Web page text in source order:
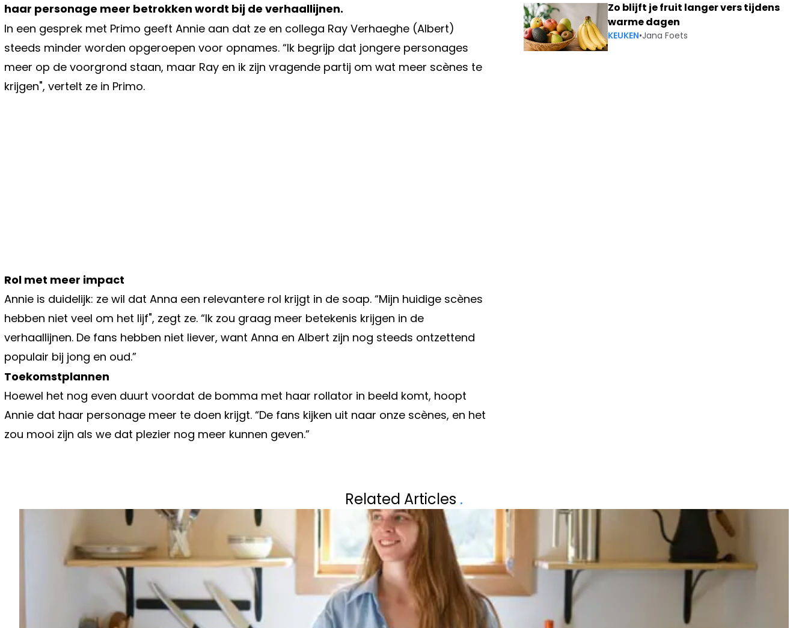
haar personage meer betrokken wordt bij de verhaallijnen.
In een gesprek met Primo geeft Annie aan dat ze en collega Ray Verhaeghe (Albert)
steeds minder worden opgeroepen voor opnames. “Ik begrijp dat jongere personages
meer op de voorgrond staan, maar Ray en ik zijn vragende partij om wat meer scènes te
krijgen", vertelt ze in Primo.
Rol met meer impact
Annie is duidelijk: ze wil dat Anna een relevantere rol krijgt in de soap. “Mijn huidige scènes
hebben niet veel om het lijf", zegt ze. “Ik zou graag meer betekenis krijgen in de
verhaallijnen. De fans hebben niet liever, want Anna en Albert zijn nog steeds ontzettend
populair bij jong en oud.”
Toekomstplannen
Hoewel het nog even duurt voordat de bomma met haar rollator in beeld komt, hoopt
Annie dat haar personage meer te doen krijgt. “De fans kijken uit naar onze scènes, en het
zou mooi zijn als we dat plezier nog meer kunnen geven.”
Zo blijft je fruit langer vers tijdens
warme dagen
KEUKEN•Jana Foets
DUIDELIJK TEGEN THOMAS: "DAN TREK IK EEN MUUR
JEROEN MEUS HEEL DUIDELIJK TEGEN VTM: "IK DOE
HET NIET!"
Related Articles .